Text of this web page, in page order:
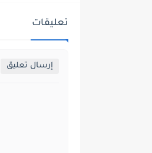
تعليقات
إرسال تعليق